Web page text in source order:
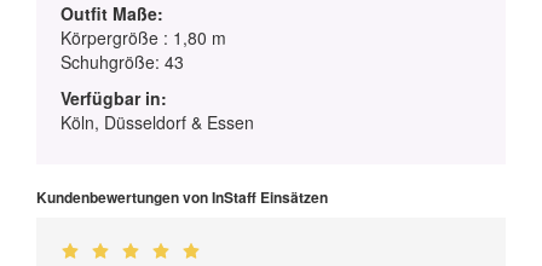
Outfit Maße:
Körpergröße : 1,80 m
Schuhgröße: 43
Verfügbar in:
Köln, Düsseldorf & Essen
Kundenbewertungen von InStaff Einsätzen